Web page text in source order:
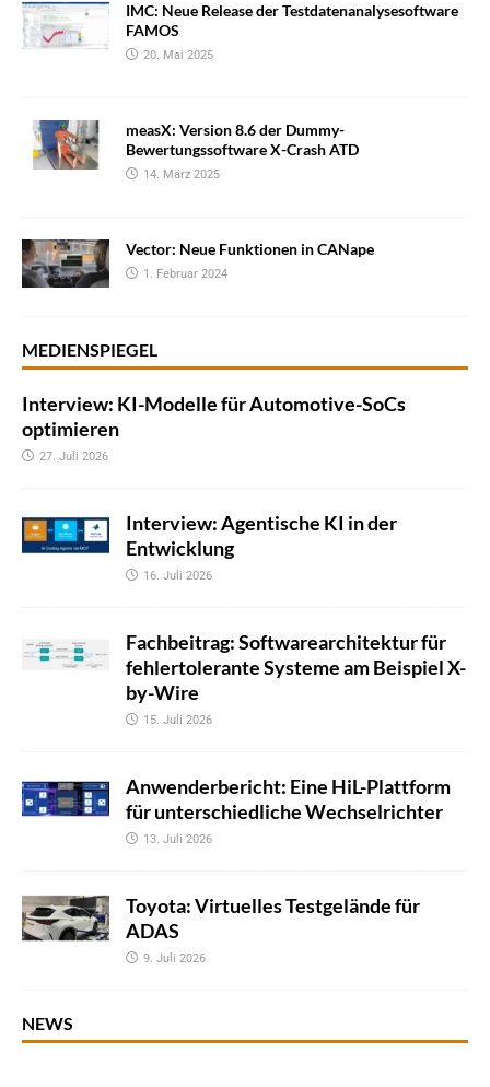
IMC: Neue Release der Testdatenanalysesoftware
FAMOS
20. Mai 2025
measX: Version 8.6 der Dummy-
Bewertungssoftware X-Crash ATD
14. März 2025
Vector: Neue Funktionen in CANape
1. Februar 2024
MEDIENSPIEGEL
Interview: KI-Modelle für Automotive-SoCs
optimieren
27. Juli 2026
Interview: Agentische KI in der
Entwicklung
16. Juli 2026
Fachbeitrag: Softwarearchitektur für
fehlertolerante Systeme am Beispiel X-
by-Wire
15. Juli 2026
Anwenderbericht: Eine HiL-Plattform
für unterschiedliche Wechselrichter
13. Juli 2026
Toyota: Virtuelles Testgelände für
ADAS
9. Juli 2026
NEWS